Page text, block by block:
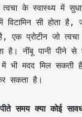
त्वचा के स्वास्थ्य में
विटामिन सी होता
एक प्रोटीन जो
नींबू पानी पीने से
में भी मदद मिल सकती
सकता है।
समय क्या कोई